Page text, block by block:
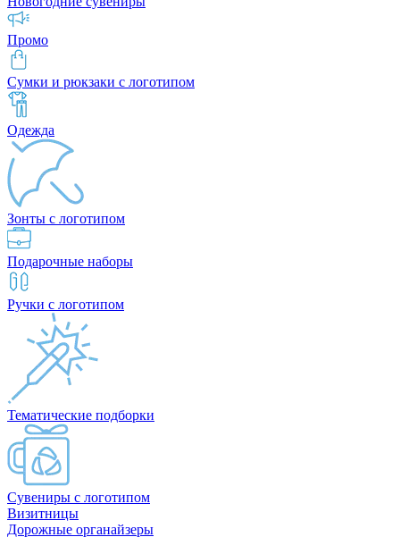
Промо
Сумки и рюкзаки с логотипом
Одежда
Зонты с логотипом
Подарочные наборы
Ручки с логотипом
Тематические подборки
Сувениры с логотипом
Визитницы
Дорожные органайзеры